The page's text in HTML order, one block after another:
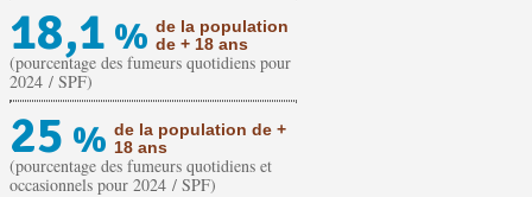
18,1 % de la population
de + 18 ans
(pourcentage des fumeurs quotidiens pour
2024 / SPF)
25 % de la population de +
18 ans
(pourcentage des fumeurs quotidiens et
occasionnels pour 2024 / SPF)